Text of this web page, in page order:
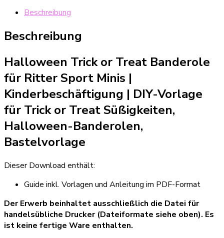
Banderole
Ritter
Sport
Menge
Beschreibung
Beschreibung
Halloween Trick or Treat Banderole
für Ritter Sport Minis |
Kinderbeschäftigung | DIY-Vorlage
für Trick or Treat Süßigkeiten,
Halloween-Banderolen,
Bastelvorlage
Dieser Download enthält:
Guide inkl. Vorlagen und Anleitung im PDF-Format
Der Erwerb beinhaltet ausschließlich die Datei für
handelsübliche Drucker (Dateiformate siehe oben). Es
ist keine fertige Ware enthalten.